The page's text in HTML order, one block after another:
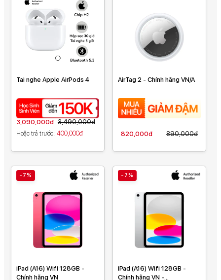
Tai nghe Apple AirPods 4
3,090,000đ 3,490,000đ
Hoặc trả trước 400,000đ
AirTag 2 - Chính hãng VN/A
820,000đ 890,000đ
-7%
iPad (A16) Wifi 128GB -
Chính hãng VN
-7%
iPad (A16) Wifi 128GB -
Chính hãng VN -